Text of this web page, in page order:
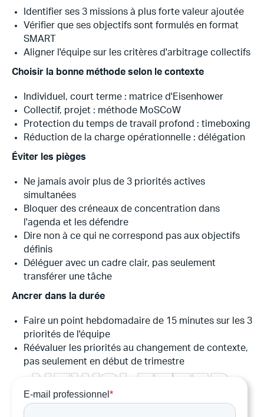
Identifier ses 3 missions à plus forte valeur ajoutée
Vérifier que ses objectifs sont formulés en format
SMART
Aligner l'équipe sur les critères d'arbitrage collectifs
Choisir la bonne méthode selon le contexte
Individuel, court terme : matrice d'Eisenhower
Collectif, projet : méthode MoSCoW
Protection du temps de travail profond : timeboxing
Réduction de la charge opérationnelle : délégation
Éviter les pièges
Ne jamais avoir plus de 3 priorités actives
simultanées
Bloquer des créneaux de concentration dans
l'agenda et les défendre
Dire non à ce qui ne correspond pas aux objectifs
définis
Déléguer avec un cadre clair, pas seulement
transférer une tâche
Ancrer dans la durée
Faire un point hebdomadaire de 15 minutes sur les 3
priorités de l'équipe
Réévaluer les priorités au changement de contexte,
pas seulement en début de trimestre
NEWSL ETTER